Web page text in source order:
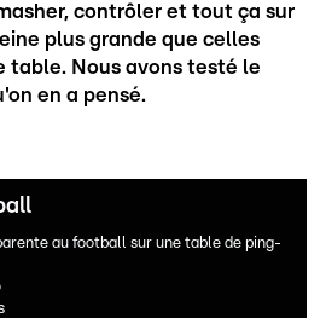
contrôler et tout ça sur
plus grande que celles
table. Nous avons testé le
en a pensé.
au football sur une table de ping-